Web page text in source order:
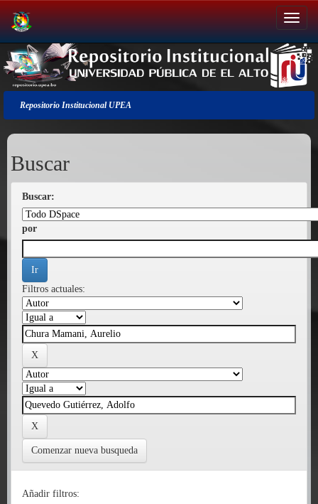
Salir
de
la
navegación
Repositorio Institucional UPEA
Buscar
Buscar:
por
Filtros actuales:
Comenzar nueva busqueda
Añadir filtros: